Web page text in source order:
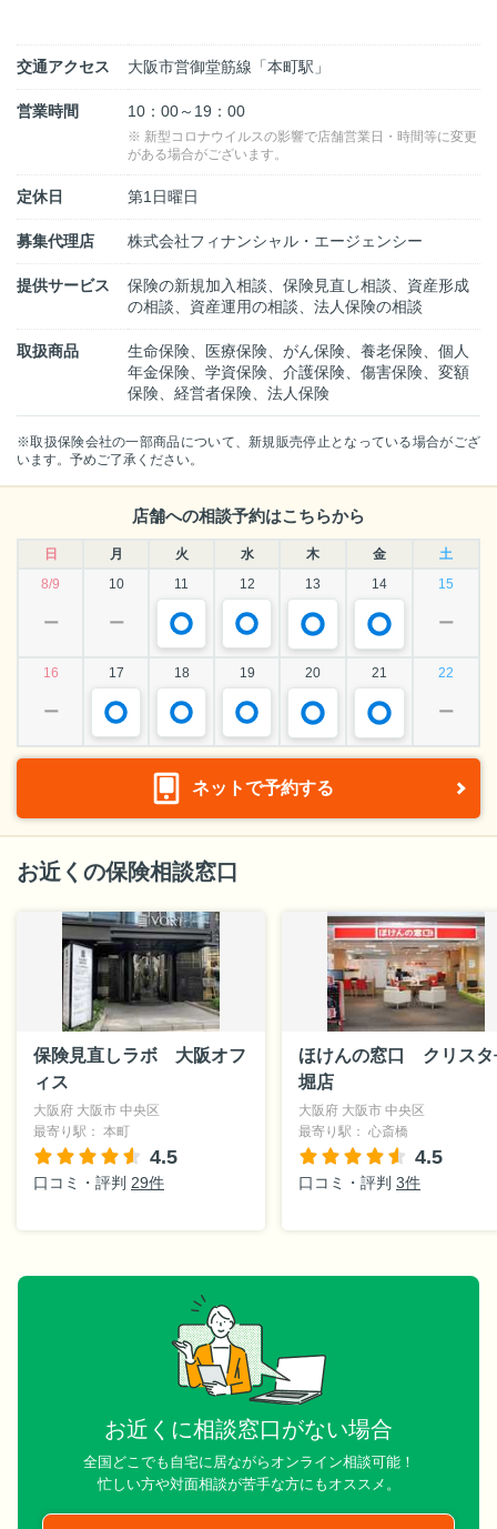
交通アクセス 大阪市営御堂筋線「本町駅」
営業時間 10：00～19：00
※ 新型コロナウイルスの影響で店舗営業日・時間等に変更
がある場合がございます。
定休日 第1日曜日
募集代理店 株式会社フィナンシャル・エージェンシー
提供サービス
保険の新規加入相談、保険見直し相談、資産形成
の相談、資産運用の相談、法人保険の相談
取扱商品
生命保険、医療保険、がん保険、養老保険、個人
年金保険、学資保険、介護保険、傷害保険、変額
保険、経営者保険、法人保険
※取扱保険会社の一部商品について、新規販売停止となっている場合がござ
います。予めご了承ください。
店舗への相談予約はこちらから
日 月 火 水 木 金
土
8/9
10 11 12 13 14 15
ー ー ー
16 17 18 19 20 21 22
ー ー
ネットで予約する
お近くの保険相談窓口
保険見直しラボ 大阪オフ
ィス
大阪府 大阪市 中央区
最寄り駅： 本町
4.5
口コミ・評判 29件
ほけんの窓口 クリスタ
堀店
大阪府 大阪市 中央区
最寄り駅： 心斎橋
4.5
口コミ・評判 3件
お近くに相談窓口がない場合
全国どこでも自宅に居ながらオンライン相談可能！
忙しい方や対面相談が苦手な方にもオススメ。